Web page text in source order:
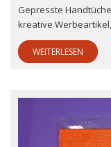
Gepresste
kreative
WEITERLESEN